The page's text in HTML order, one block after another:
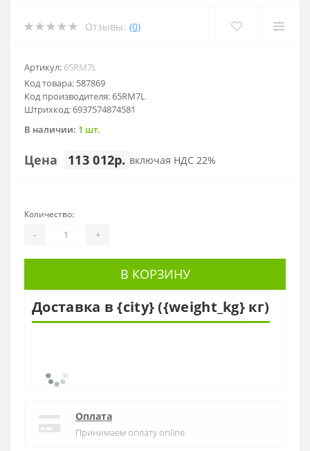
Отзывы: (0)
Артикул: 65RM7L
Код товара: 587869
Код производителя: 65RM7L
Штрихкод: 6937574874581
В наличии: 1 шт.
Цена 113 012р. включая НДС 22%
Количество:
- +
В КОРЗИНУ
Доставка в {city} ({weight_kg} кг)
Оплата
Принимаем оплату online